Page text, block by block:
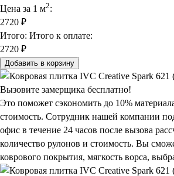
Цена за 1 м2:
2720 ₽
Итого: Итого к оплате:
2720 ₽
Добавить в корзину
Вызовите замерщика бесплатно!
Это поможет сэкономить до 10%
стоимость. Сотрудник нашей компании
офис в течение 24 часов после вызова
количество рулонов и стоимость. Вы
коврового покрытия, мягкость ворса,